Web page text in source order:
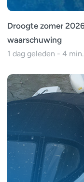
Droogte zomer
waarschuwing
1 dag geleden - 4